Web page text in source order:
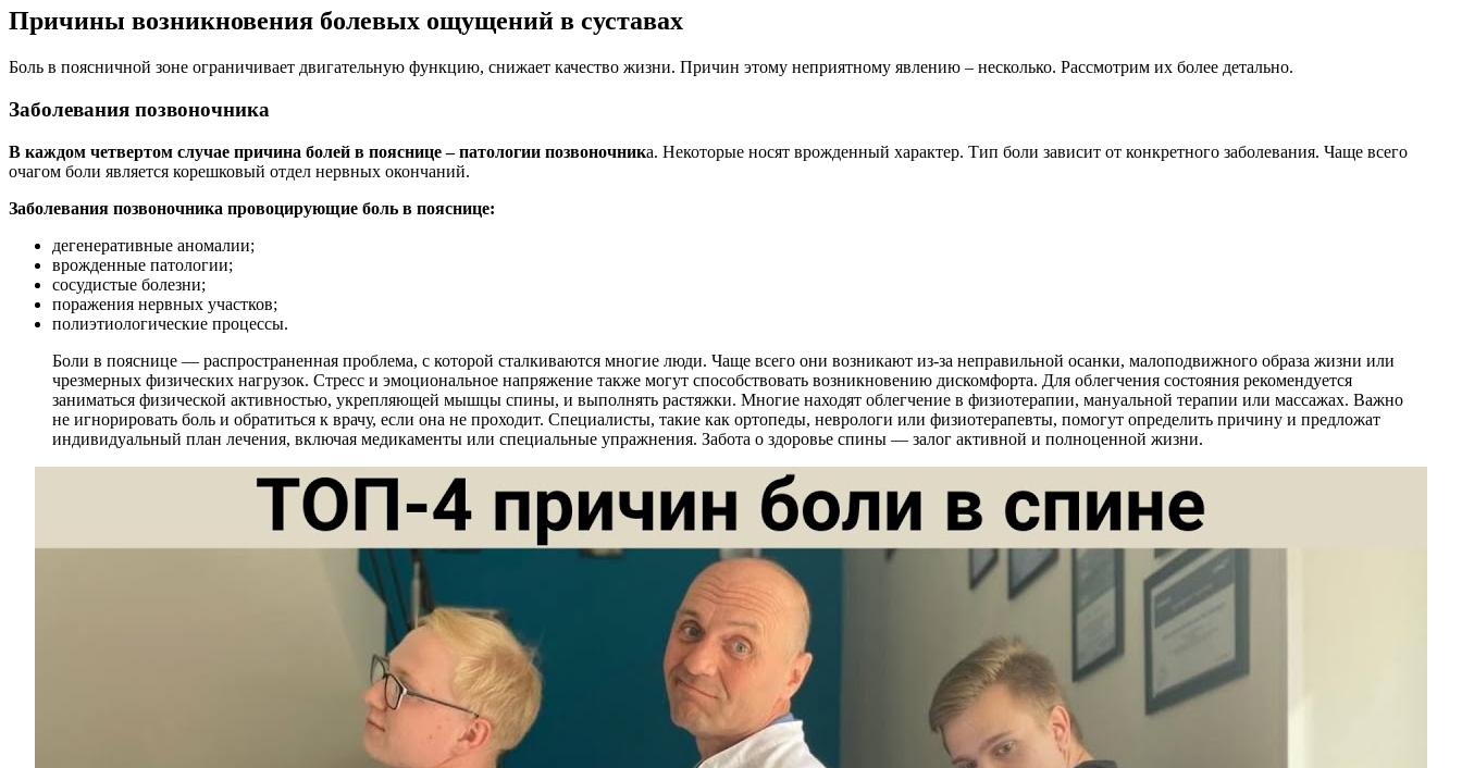
Причины возникновения болевых ощущений в суставах
Боль в поясничной зоне ограничивает двигательную функцию, снижает качество жизни. Причин этому неприятному явлению – несколько. Рассмотрим их более детально.
Заболевания позвоночника
В каждом четвертом случае причина болей в пояснице – патологии позвоночника. Некоторые носят врожденный характер. Тип боли зависит от конкретного заболевания. Чаще всего
очагом боли является корешковый отдел нервных окончаний.
Заболевания позвоночника провоцирующие боль в пояснице:
дегенеративные аномалии;
врожденные патологии;
сосудистые болезни;
поражения нервных участков;
полиэтиологические процессы.
Боли в пояснице — распространенная проблема, с которой сталкиваются многие люди. Чаще всего они возникают из-за неправильной осанки, малоподвижного образа жизни или
чрезмерных физических нагрузок. Стресс и эмоциональное напряжение также могут способствовать возникновению дискомфорта. Для облегчения состояния рекомендуется
заниматься физической активностью, укрепляющей мышцы спины, и выполнять растяжки. Многие находят облегчение в физиотерапии, мануальной терапии или массажах. Важно
не игнорировать боль и обратиться к врачу, если она не проходит. Специалисты, такие как ортопеды, неврологи или физиотерапевты, помогут определить причину и предложат
индивидуальный план лечения, включая медикаменты или специальные упражнения. Забота о здоровье спины — залог активной и полноценной жизни.